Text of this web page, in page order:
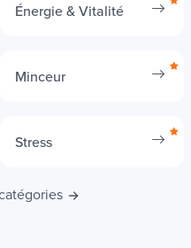
Énergie & Vitalité
Minceur
Stress